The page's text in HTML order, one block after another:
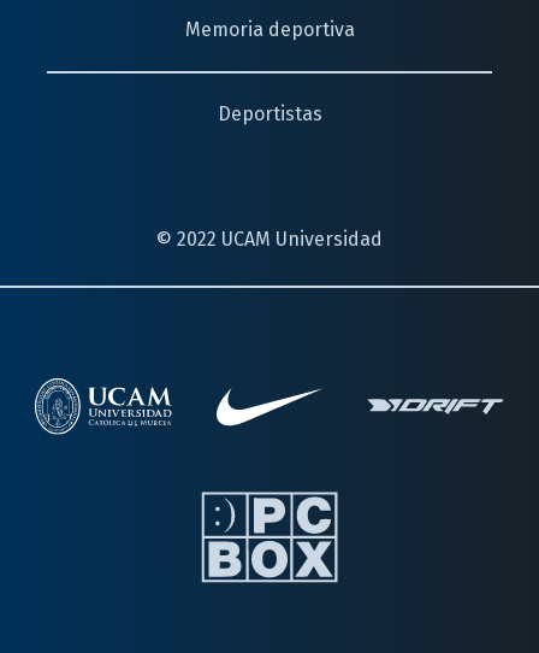
Memoria deportiva
Deportistas
© 2022 UCAM Universidad